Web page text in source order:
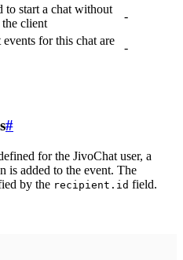
to start a chat without
the client
-
events for this chat are
-
#
for the JivoChat user, a
is added to the event. The
by the recipient.id field.